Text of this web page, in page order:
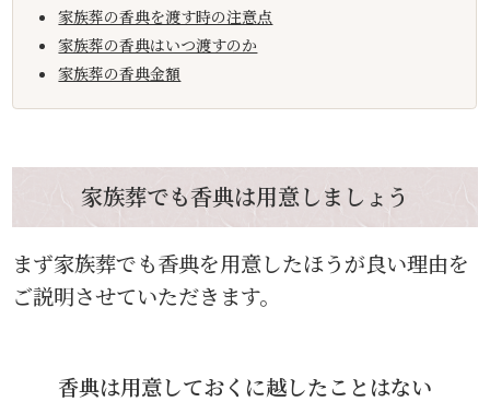
家族葬の香典を渡す時の注意点
家族葬の香典はいつ渡すのか
家族葬の香典金額
家族葬でも香典は用意しましょう
まず家族葬でも香典を用意したほうが良い理由を
ご説明させていただきます。
香典は用意しておくに越したことはない